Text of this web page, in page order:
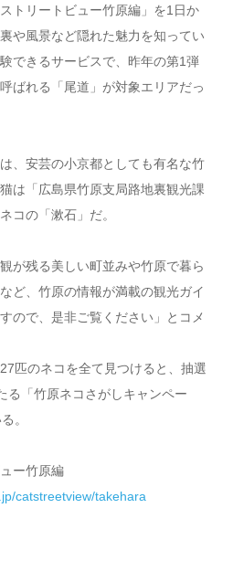
トリートビュー竹原編」を1日か
や風景など隠れた魅力を知ってい
できるサービスで、昨年の第1弾
ばれる「尾道」が対象エリアだっ
、安芸の小京都としても有名な竹
は「広島県竹原支局路地裏観光課
コの「漱石」だ。
が残る美しい町並みや竹原で暮ら
ど、竹原の情報が満載の観光ガイ
ので、是非ご覧ください」とコメ
匹のネコを全て見つけると、抽選
る「竹原ネコさがしキャンペー
。
ー竹原編
catstreetview/takehara